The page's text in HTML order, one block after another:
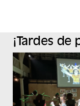
¡Tardes de